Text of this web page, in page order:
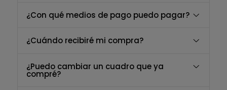
¿Con qué medios de pago puedo pagar?
¿Cuándo recibiré mi compra?
¿Puedo cambiar un cuadro que ya
compré?